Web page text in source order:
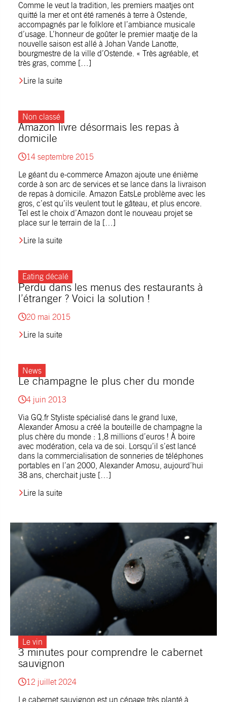
Comme le veut la tradition, les premiers maatjes ont
quitté la mer et ont été ramenés à terre à Ostende,
accompagnés par le folklore et l’ambiance musicale
d’usage. L’honneur de goûter le premier maatje de la
nouvelle saison est allé à Johan Vande Lanotte,
bourgmestre de la ville d’Ostende. « Très agréable, et
très gras, comme […]
Lire la suite
Amazon livre désormais les repas à
domicile
Non classé
14 septembre 2015
Le géant du e-commerce Amazon ajoute une énième
corde à son arc de services et se lance dans la livraison
de repas à domicile. Amazon EatsLe problème avec les
gros, c’est qu’ils veulent tout le gâteau, et plus encore.
Tel est le choix d’Amazon dont le nouveau projet se
place sur le terrain de la […]
Lire la suite
Perdu dans les menus des restaurants à
l’étranger ? Voici la solution !
Eating décalé
20 mai 2015
Lire la suite
Le champagne le plus cher du monde
News
4 juin 2013
Via GQ.fr Styliste spécialisé dans le grand luxe,
Alexander Amosu a créé la bouteille de champagne la
plus chère du monde : 1,8 millions d’euros ! À boire
avec modération, cela va de soi. Lorsqu’il s’est lancé
dans la commercialisation de sonneries de téléphones
portables en l’an 2000, Alexander Amosu, aujourd’hui
38 ans, cherchait juste […]
Lire la suite
3 minutes pour comprendre le cabernet
sauvignon
Le vin
12 juillet 2024
Le cabernet sauvignon est un cépage très planté à